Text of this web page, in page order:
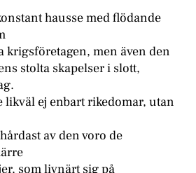
hausse med flödande
krigsföretagen, men även den
stolta skapelser i slott,
likväl ej enbart rikedomar, utan
av den voro de
som livnärt sig på